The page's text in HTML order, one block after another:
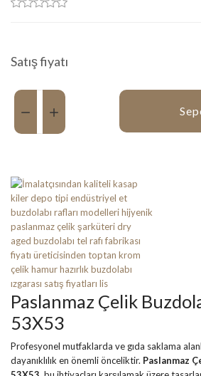
Satış fiyatı
Miktar:
Paslanmaz Çelik
53X53
Profesyonel mutfaklarda ve gıda saklama
dayanıklılık en önemli önceliktir. Paslanmaz